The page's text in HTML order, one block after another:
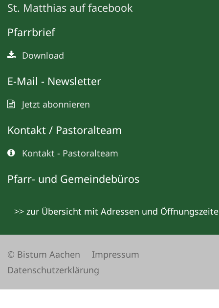
St. Matthias auf facebook
Pfarrbrief
Download
E-Mail - Newsletter
Jetzt abonnieren
Kontakt / Pastoralteam
Kontakt - Pastoralteam
Pfarr- und Gemeindebüros
>> zur Übersicht mit Adressen und
© Bistum Aachen
Impressum
Datenschutzerklärung